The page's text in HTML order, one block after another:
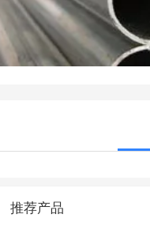
KBG管批发厂家
推荐产品